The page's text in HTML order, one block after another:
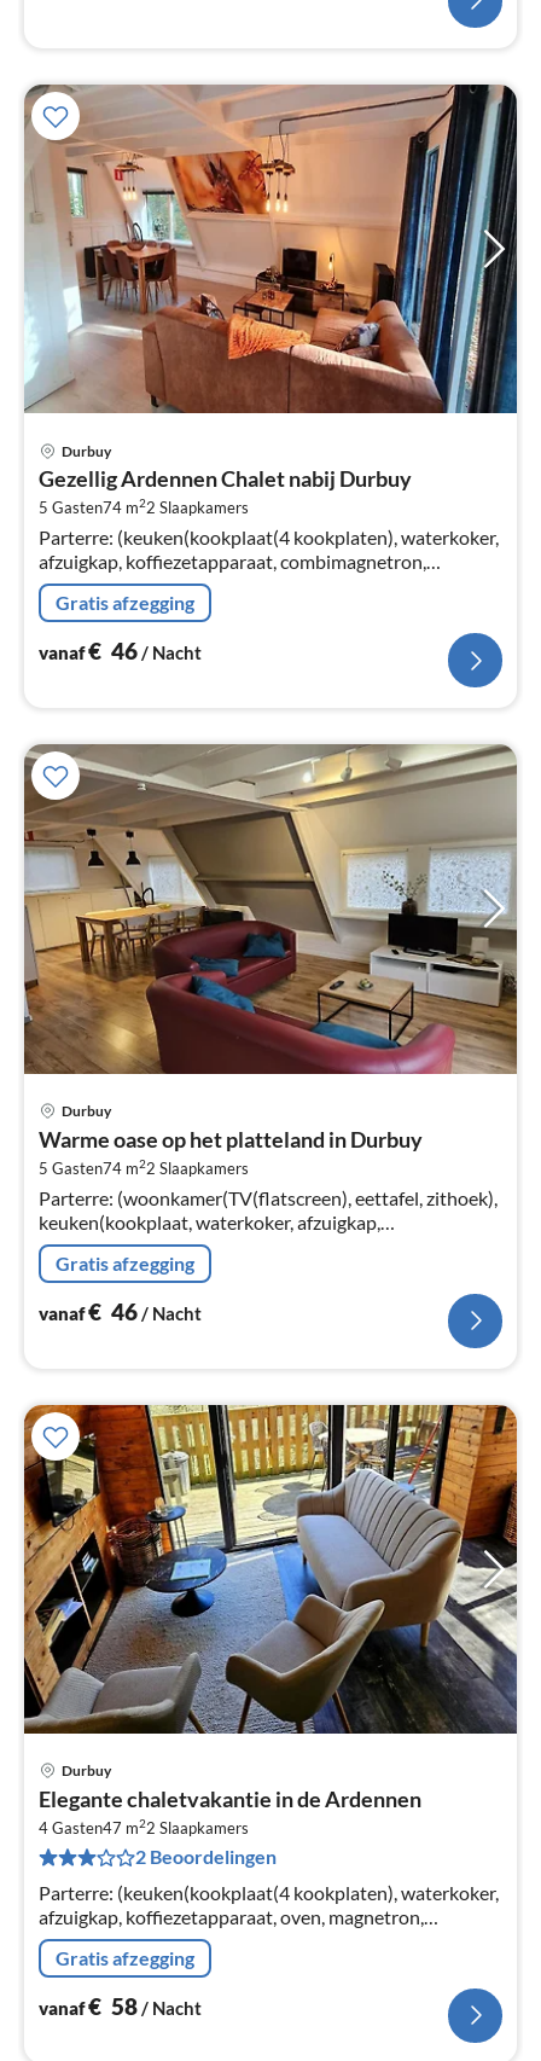
Durbuy
Gezellig Ardennen Chalet nabij Durbuy
5 Gasten74 m22 Slaapkamers
Parterre: (keuken(kookplaat(4 kookplaten), waterkoker,
afzuigkap, koffiezetapparaat, combimagnetron,
afwasmachine, , ), woon/eetkamer(TV(flatscreen),
eettafel, zithoek)
Gratis afzegging
vanaf€ 46/ Nacht
Durbuy
Warme oase op het platteland in Durbuy
5 Gasten74 m22 Slaapkamers
Parterre: (woonkamer(TV(flatscreen), eettafel, zithoek),
keuken(kookplaat, waterkoker, afzuigkap,
koffiezetapparaat, combimagnetron, koelkast, , )
Gratis afzegging
vanaf€ 46/ Nacht
Durbuy
Elegante chaletvakantie in de Ardennen
4 Gasten47 m22 Slaapkamers
2 Beoordelingen
Parterre: (keuken(kookplaat(4 kookplaten), waterkoker,
afzuigkap, koffiezetapparaat, oven, magnetron,
afwasmachine, , ), woon/eetkamer(TV, eettafel, zithoek)
Gratis afzegging
vanaf€ 58/ Nacht